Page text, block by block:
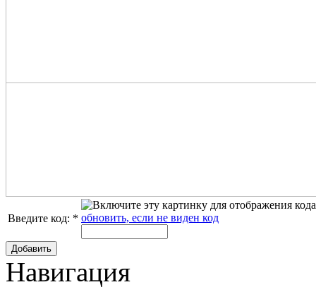
Введите код: * обновить, если не виден код
Добавить
Навигация